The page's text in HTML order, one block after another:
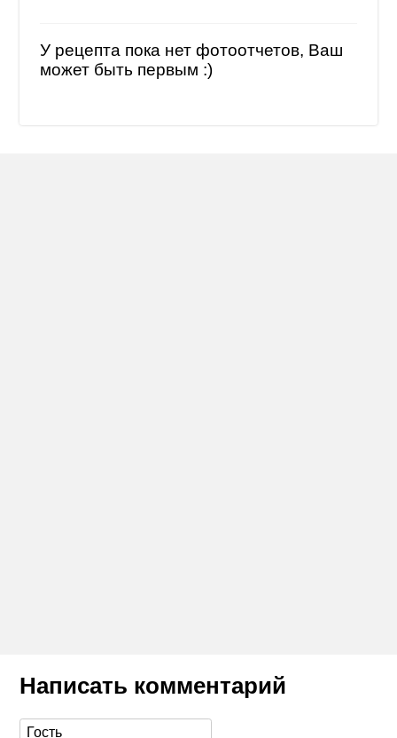
У рецепта пока нет фотоотчетов, Ваш
может быть первым :)
Написать комментарий